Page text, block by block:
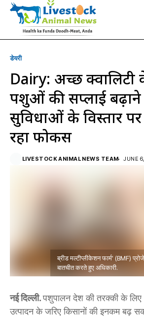
डेयरी
Dairy: अच्छी क्वालिटी
पशुओं की सप्लाई
सुविधाओं के विस्तार
रहा फोकस
LIVESTOCK ANIMAL NEWS TEAM JUNE
ब्रीड मल्टीप्लीकेशन फार्म' (BMF)
बातचीत करते हुए अधिकारी.
नई दिल्ली.पशुपालन देश की तरक्की के
उत्पादन के जरिए किसानों की इनकम बढ़